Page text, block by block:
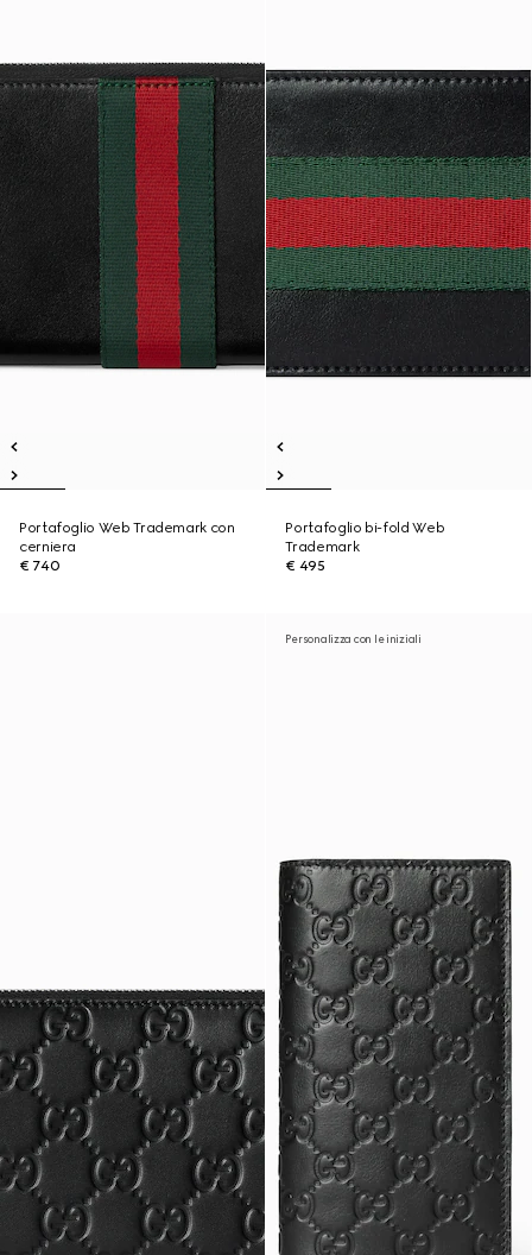
Portafoglio Web Trademark con
cerniera
€ 740
Portafoglio bi-fold Web
Trademark
€ 495
Personalizza con le iniziali